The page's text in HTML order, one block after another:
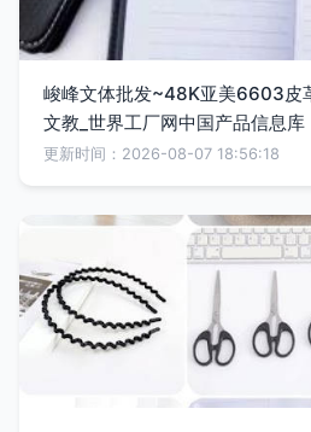
峻峰文体批发~48K亚美6603皮
文教_世界工厂网中国产品信息库
更新时间：2026-08-07 18:56:18